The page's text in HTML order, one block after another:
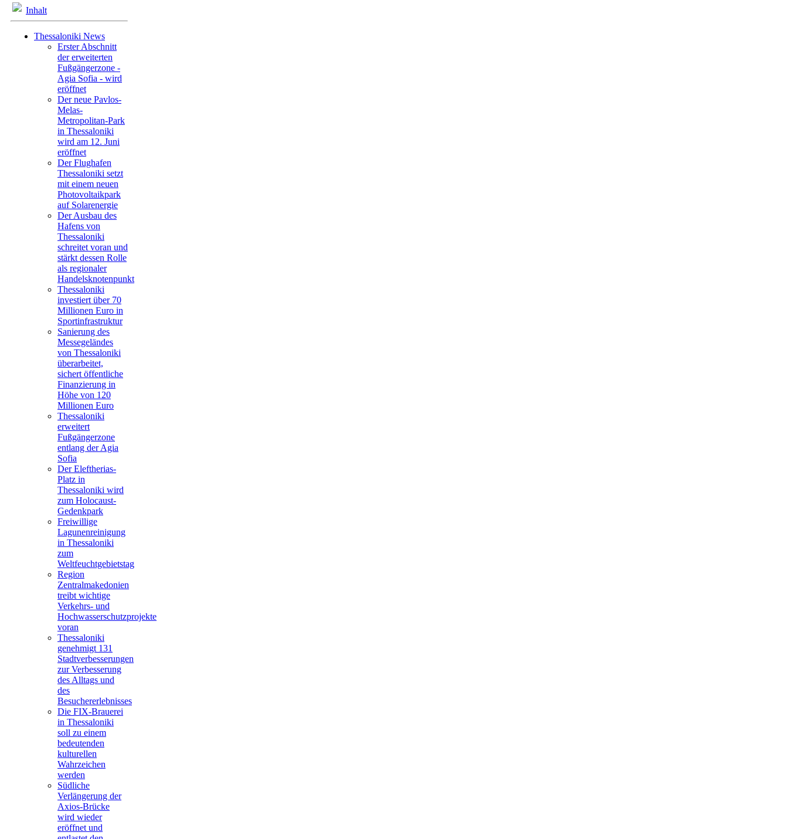
Inhalt
Thessaloniki News
Erster Abschnitt
der erweiterten
Fußgängerzone -
Agia Sofia - wird
eröffnet
Der neue Pavlos-
Melas-
Metropolitan-Park
in Thessaloniki
wird am 12. Juni
eröffnet
Der Flughafen
Thessaloniki setzt
mit einem neuen
Photovoltaikpark
auf Solarenergie
Der Ausbau des
Hafens von
Thessaloniki
schreitet voran und
stärkt dessen Rolle
als regionaler
Handelsknotenpunkt
Thessaloniki
investiert über 70
Millionen Euro in
Sportinfrastruktur
Sanierung des
Messegeländes
von Thessaloniki
überarbeitet,
sichert öffentliche
Finanzierung in
Höhe von 120
Millionen Euro
Thessaloniki
erweitert
Fußgängerzone
entlang der Agia
Sofia
Der Eleftherias-
Platz in
Thessaloniki wird
zum Holocaust-
Gedenkpark
Freiwillige
Lagunenreinigung
in Thessaloniki
zum
Weltfeuchtgebietstag
Region
Zentralmakedonien
treibt wichtige
Verkehrs- und
Hochwasserschutzprojekte
voran
Thessaloniki
genehmigt 131
Stadtverbesserungen
zur Verbesserung
des Alltags und
des
Besuchererlebnisses
Die FIX-Brauerei
in Thessaloniki
soll zu einem
bedeutenden
kulturellen
Wahrzeichen
werden
Südliche
Verlängerung der
Axios-Brücke
wird wieder
eröffnet und